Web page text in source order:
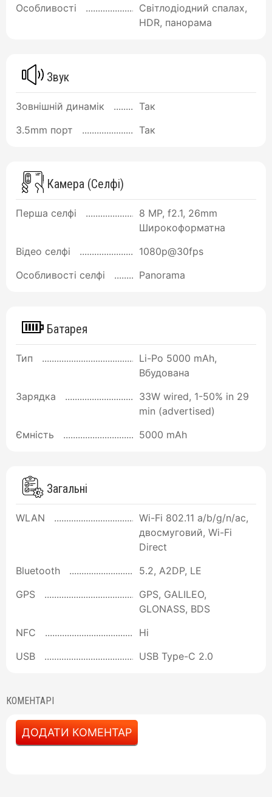
Особливості
Світлодіодний спалах,
HDR, панорама
Звук
Зовнішній динамік
Так
3.5mm порт
Так
Камера (Селфі)
Перша селфі
8 MP, f2.1, 26mm
Широкоформатна
Відео селфі
1080p@30fps
Особливості селфі
Panorama
Батарея
Тип
Li-Po 5000 mAh,
Вбудована
Зарядка
33W wired, 1-50% in 29
min (advertised)
Ємність
5000 mAh
Загальні
WLAN
Wi-Fi 802.11 a/b/g/n/ac,
двосмуговий, Wi-Fi
Direct
Bluetooth
5.2, A2DP, LE
GPS
GPS, GALILEO,
GLONASS, BDS
NFC
Ні
USB
USB Type-C 2.0
КОМЕНТАРІ
ДОДАТИ КОМЕНТАР